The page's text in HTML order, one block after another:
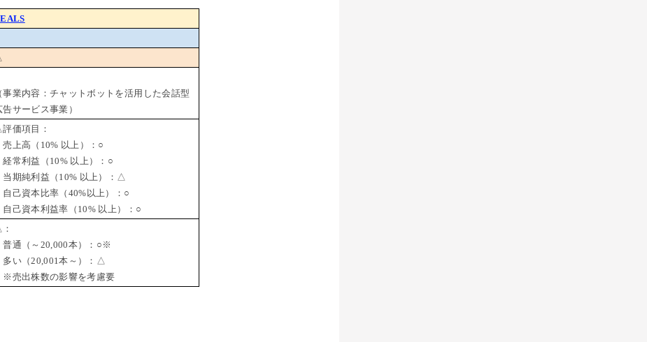
事業内容：チャットボットを活用した会話型
告サービス事業）
価項目：
上高（10% 以上）：○
常利益（10% 以上）：○
期純利益（10% 以上）：△
己資本比率（40%以上）：○
己資本利益率（10% 以上）：○
通（～20,000本）：○※
い（20,001本～）：△
売出株数の影響を考慮要